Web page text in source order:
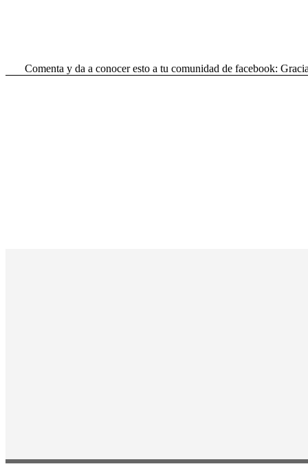
Comenta y da a conocer esto a tu comunidad de facebook: